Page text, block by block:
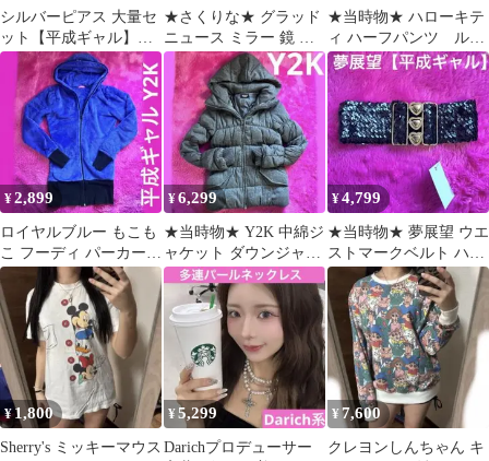
シルバーピアス 大量セ
ット【平成ギャル】ク
ロス 蜘蛛 ピストル ギ
ター フープ
★さくりな★ グラッド
ニュース ミラー 鏡 ス
カル ヒョウ柄【平成ギ
ャル】
★当時物★ ハローキテ
ィ ハーフパンツ ルー
ムウェア M【平成ギャ
ル】ラメ
¥2,899
ロイヤルブルー もこも
こ フーディ パーカー
【平成ギャル】Y2K
¥6,299
★当時物★ Y2K 中綿ジ
ャケット ダウンジャケ
ット【平成ギャル】グ
レー M
¥4,799
★当時物★ 夢展望 ウエ
ストマークベルト ハー
ト スパンコール 【平成
ギャル】
¥1,800
Sherry's ミッキーマウス
¥5,299
Darichプロデューサー
¥7,600
クレヨンしんちゃん キ